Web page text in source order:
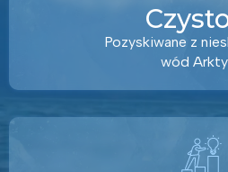
Pozyskiwane z
wód